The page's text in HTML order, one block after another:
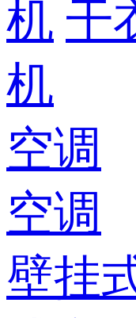
机 干
机
空调
空调
壁挂